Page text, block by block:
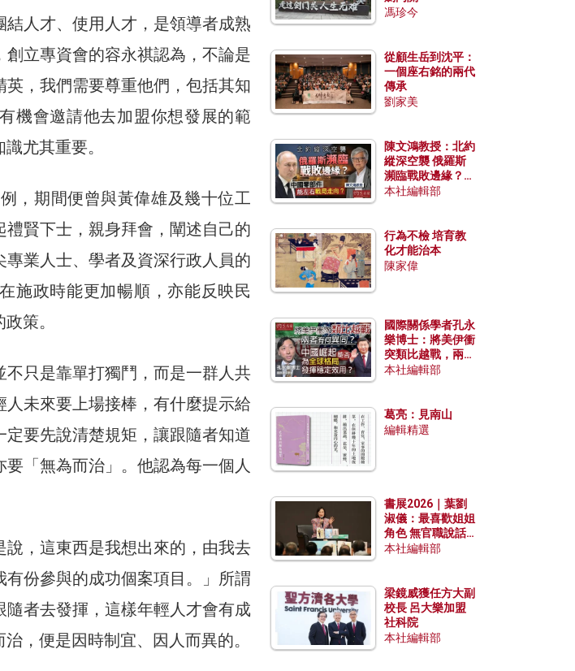
人才、使用人才，是領導者成熟
立專資會的容永祺認為，不論是
，我們需要尊重他們，包括其知
機會邀請他去加盟你想發展的範
尤其重要。
，期間便曾與黃偉雄及幾十位工
賢下士，親身拜會，闡述自己的
業人士、學者及資深行政人員的
施政時能更加暢順，亦能反映民
策。
只是靠單打獨鬥，而是一群人共
未來要上場接棒，有什麼提示給
要先說清楚規矩，讓跟隨者知道
「無為而治」。他認為每一個人
說，這東西是我想出來的，由我去
份參與的成功個案項目。」所謂
隨者去發揮，這樣年輕人才會有成
，便是因時制宜、因人而異的。
馮珍今
從顧生岳到沈平：
一個座右銘的兩代
傳承
劉家美
陳文鴻教授：北約
縱深空襲 俄羅斯
瀕臨戰敗邊緣？中
國零部件能左右戰
本社編輯部
行為不檢 培育教
化才能治本
陳家偉
國際關係學者孔永
樂博士：將美伊衝
突類比越戰，兩者
有何異同？中國崛
本社編輯部
葛亮：見南山
編輯精選
書展2026｜葉劉
淑儀：最喜歡姐姐
角色 無官職說話
包袱少
本社編輯部
梁鏡威獲任方大副
校長 呂大樂加盟
社科院
本社編輯部